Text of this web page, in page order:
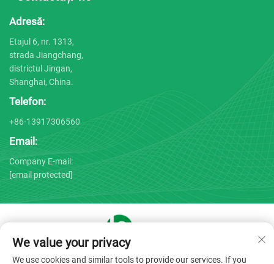
Adresă:
Etajul 6, nr. 1313,
strada Jiangchang,
districtul Jingan,
Shanghai, China.
Telefon:
+86-13917306560
Email:
Company E-mail:
[email protected]
Drepturi de autor © 2025 de către Shanghai Bojin Medical
We value your privacy
We use cookies and similar tools to provide our services. If you